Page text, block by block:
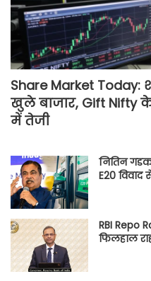
Share Market Today:
खुले बाजार, Gift
में तेजी
नितिन
E20
RBI Repo
फिलहाल